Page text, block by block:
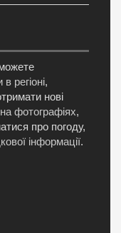
регіоні,
нові
фотографіях,
про погоду,
інформації.